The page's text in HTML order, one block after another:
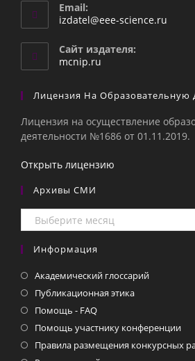
Email:
izdatel@eee-science.ru
Сайт издателя:
mcnip.ru
Лицензия На Образовательную
Лицензия на осуществление
деятельности №1686 от 01.11.2019.
Открыть лицензию
Архивы СМИ
Архивы
СМИ
Информация
Академический глоссарий
Публикационная этика
Помощь - FAQ
Помощь участнику конференции
Правила размещения конкурсных